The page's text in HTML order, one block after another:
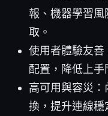
報、機器學習
取。
使用者體驗友善
配置，降低上手
高可用與容災
換，提升連線穩